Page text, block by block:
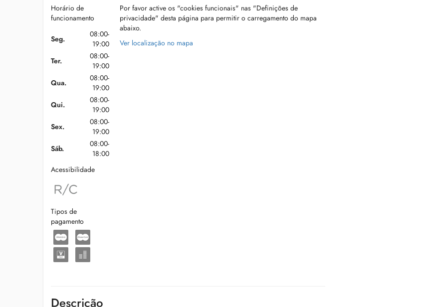
Horário de
funcionamento
Seg.
08:00-
19:00
Ter.
08:00-
19:00
Qua.
08:00-
19:00
Qui.
08:00-
19:00
Sex.
08:00-
19:00
Sáb.
08:00-
18:00
Acessibilidade
Tipos de
pagamento
Por favor active os "cookies funcionais" nas "Definições de
privacidade" desta página para permitir o carregamento do mapa
abaixo.
Ver localização no mapa
Descrição